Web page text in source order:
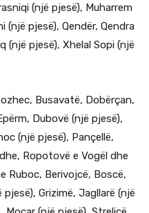
(një pjesë), Muharrem
(një pjesë), Qendër, Qendra
(një pjesë), Xhelal Sopi (një
Busavatë, Dobërçan,
Dubovë (një pjesë),
(një pjesë), Pançellë,
Ropotovë e Vogël dhe
Ruboc, Berivojcë, Boscë,
Grizimë, Jagllarë (një